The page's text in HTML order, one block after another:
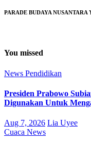
PARADE BUDAYA
You missed
News Pendidikan
Presiden Prabowo
Digunakan Untuk
Aug 7, 2026 Lia Uyee
Cuaca News